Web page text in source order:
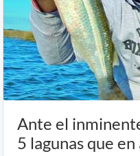
Ante el
5 lagunas que